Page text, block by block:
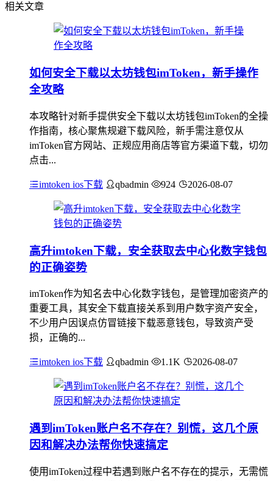
相关文章
如何安全下载以太坊钱包imToken，新手操作
全攻略
本攻略针对新手提供安全下载以太坊钱包imToken的全操
作指南，核心聚焦规避下载风险，新手需注意仅从
imToken官方网站、正规应用商店等官方渠道下载，切勿
点击...
imtoken ios下载 qbadmin 924 2026-08-07
高升imtoken下载，安全获取去中心化数字钱包
的正确姿势
imToken作为知名去中心化数字钱包，是管理加密资产的
重要工具，其安全下载直接关系到用户数字资产安全，
不少用户因误点仿冒链接下载恶意钱包，导致资产受
损，正确的...
imtoken ios下载 qbadmin 1.1K 2026-08-07
遇到imToken账户名不存在？别慌，这几个原
因和解决办法帮你快速搞定
使用imToken过程中若遇到账户名不存在的提示，无需慌